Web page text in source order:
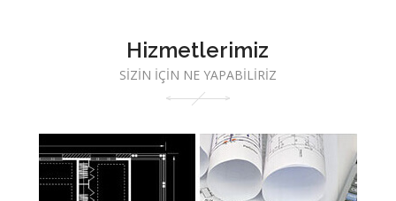
Hizmetlerimiz
SİZİN İÇİN NE YAPABİLİRİZ